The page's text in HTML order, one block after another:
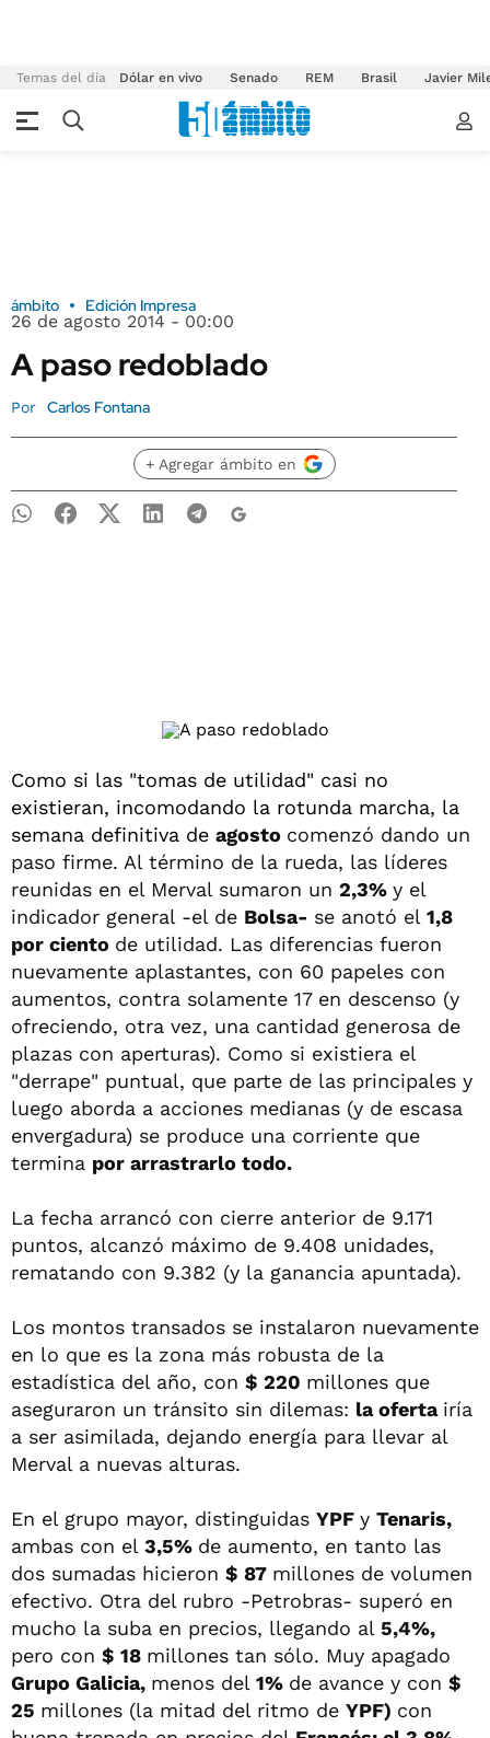
Temas del día Dólar en vivo Senado REM Brasil Javier
ámbito Edición Impresa
26 de agosto 2014 - 00:00
A paso redoblado
Por Carlos Fontana
+ Agregar ámbito en
Como si las "tomas de utilidad" casi no
existieran, incomodando la rotunda marcha, la
semana definitiva de agosto comenzó dando un
paso firme. Al término de la rueda, las líderes
reunidas en el Merval sumaron un 2,3% y el
indicador general -el de Bolsa- se anotó el 1,8
por ciento de utilidad. Las diferencias fueron
nuevamente aplastantes, con 60 papeles con
aumentos, contra solamente 17 en descenso (y
ofreciendo, otra vez, una cantidad generosa de
plazas con aperturas). Como si existiera el
"derrape" puntual, que parte de las principales y
luego aborda a acciones medianas (y de escasa
envergadura) se produce una corriente que
termina por arrastrarlo todo.
La fecha arrancó con cierre anterior de 9.171
puntos, alcanzó máximo de 9.408 unidades,
rematando con 9.382 (y la ganancia apuntada).
Los montos transados se instalaron nuevamente
en lo que es la zona más robusta de la
estadística del año, con $ 220 millones que
aseguraron un tránsito sin dilemas: la oferta iría
a ser asimilada, dejando energía para llevar al
Merval a nuevas alturas.
En el grupo mayor, distinguidas YPF y Tenaris,
ambas con el 3,5% de aumento, en tanto las
dos sumadas hicieron $ 87 millones de volumen
efectivo. Otra del rubro -Petrobras- superó en
mucho la suba en precios, llegando al 5,4%,
pero con $ 18 millones tan sólo. Muy apagado
Grupo Galicia, menos del 1% de avance y con $
25 millones (la mitad del ritmo de YPF) con